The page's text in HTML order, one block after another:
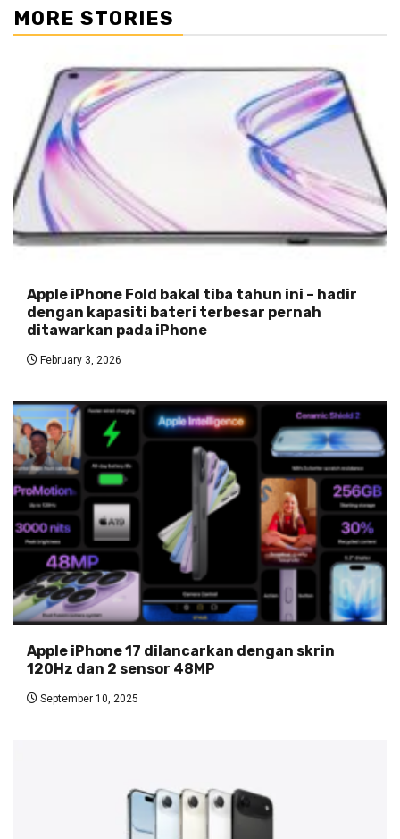
MORE STORIES
Apple iPhone Fold bakal tiba tahun ini – hadir
dengan kapasiti bateri terbesar pernah
ditawarkan pada iPhone
February 3, 2026
Apple iPhone 17 dilancarkan dengan skrin
120Hz dan 2 sensor 48MP
September 10, 2025